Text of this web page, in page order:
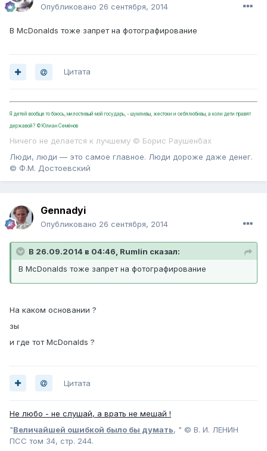
Опубликовано 26 сентября, 2014
В McDonalds тоже запрет на фотографирование
Цитата
Я детей вообще то боюсь, милостивый мой государь, - шумливы, жестоки и себялюбивы, а коли дети правят
державой? ©Юлиан Семёнов
Ничего не делается к лучшему © Борис Раушенбах
Люди, люди — это самое главное. Люди дороже даже денег.
© Ф.М. Достоевский
Gennadyi
Опубликовано 26 сентября, 2014
В 26.09.2014 в 04:46, Rumlin сказал:
В McDonalds тоже запрет на фотографирование
На каком основании ?
зы
и где тот McDonalds ?
Цитата
Не любо - не слушай, а врать не мешай !
"Величайшей ошибкой было бы думать, " © В. И. ЛЕНИН
ПСС том 34, стр. 244.